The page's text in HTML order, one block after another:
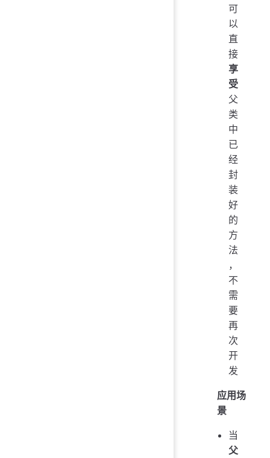
可
以
直
接
享
受
父
类
中
已
经
封
装
好
的
方
法
，
不
需
要
再
次
开
发
应用场
景
当
父